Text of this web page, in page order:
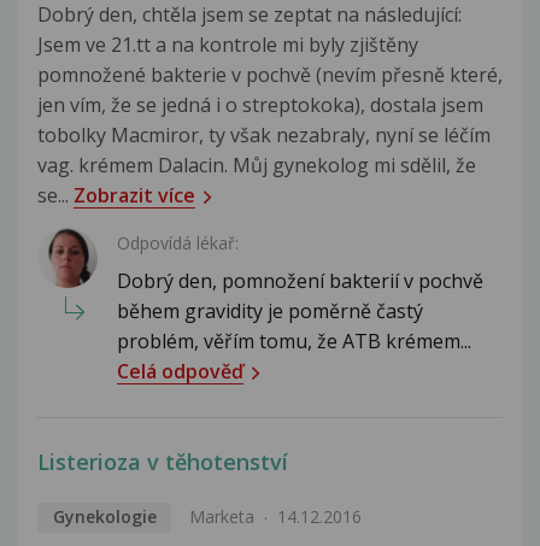
Dobrý den, chtěla jsem se zeptat na následující:
Jsem ve 21.tt a na kontrole mi byly zjištěny
pomnožené bakterie v pochvě (nevím přesně které,
jen vím, že se jedná i o streptokoka), dostala jsem
tobolky Macmiror, ty však nezabraly, nyní se léčím
vag. krémem Dalacin. Můj gynekolog mi sdělil, že
se... Zobrazit více
Odpovídá lékař:
Dobrý den, pomnožení bakterií v pochvě
během gravidity je poměrně častý
problém, věřím tomu, že ATB krémem...
Celá odpověď
Listerioza v těhotenství
Gynekologie Marketa 14.12.2016